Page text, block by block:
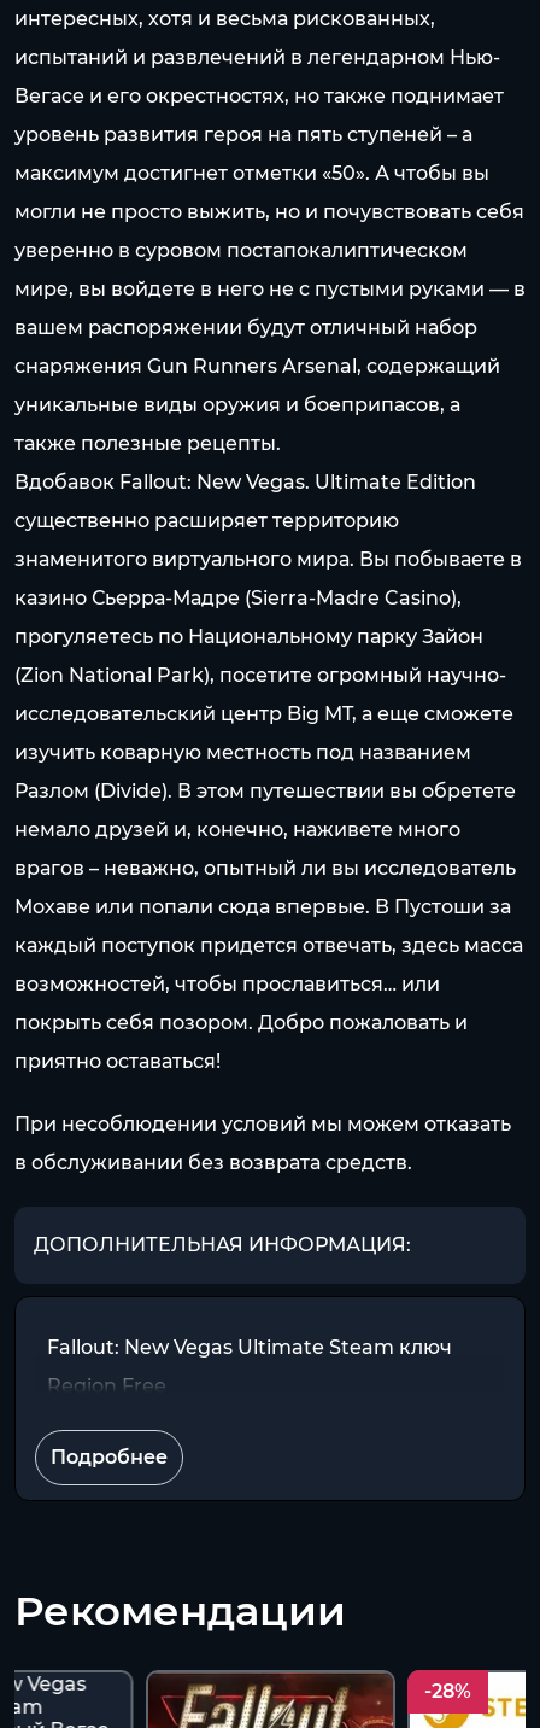
интересных, хотя и весьма рискованных,
испытаний и развлечений в легендарном Нью-
Вегасе и его окрестностях, но также поднимает
уровень развития героя на пять ступеней – а
максимум достигнет отметки «50». А чтобы вы
могли не просто выжить, но и почувствовать себя
уверенно в суровом постапокалиптическом
мире, вы войдете в него не с пустыми руками — в
вашем распоряжении будут отличный набор
снаряжения Gun Runners Arsenal, содержащий
уникальные виды оружия и боеприпасов, а
также полезные рецепты.
Вдобавок Fallout: New Vegas. Ultimate Edition
существенно расширяет территорию
знаменитого виртуального мира. Вы побываете в
казино Сьерра-Мадре (Sierra-Madre Casino),
прогуляетесь по Национальному парку Зайон
(Zion National Park), посетите огромный научно-
исследовательский центр Big MT, а еще сможете
изучить коварную местность под названием
Разлом (Divide). В этом путешествии вы обретете
немало друзей и, конечно, наживете много
врагов – неважно, опытный ли вы исследователь
Мохаве или попали сюда впервые. В Пустоши за
каждый поступок придется отвечать, здесь масса
возможностей, чтобы прославиться… или
покрыть себя позором. Добро пожаловать и
приятно оставаться!
При несоблюдении условий мы можем отказать
в обслуживании без возврата средств.
ДОПОЛНИТЕЛЬНАЯ ИНФОРМАЦИЯ:
Fallout: New Vegas Ultimate Steam ключ
Region Free
Подробнее
Рекомендации
-28%